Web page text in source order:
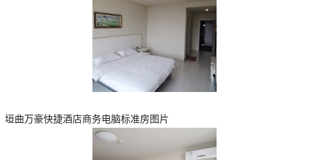
垣曲万豪快捷酒店商务电脑标准房图片